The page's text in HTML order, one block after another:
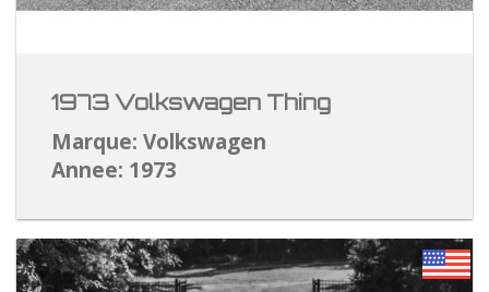
1973 Volkswagen Thing
Marque: Volkswagen
Annee: 1973